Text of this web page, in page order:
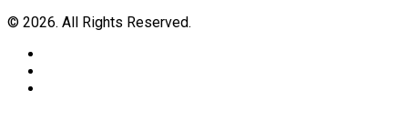
© 2026. All Rights Reserved.